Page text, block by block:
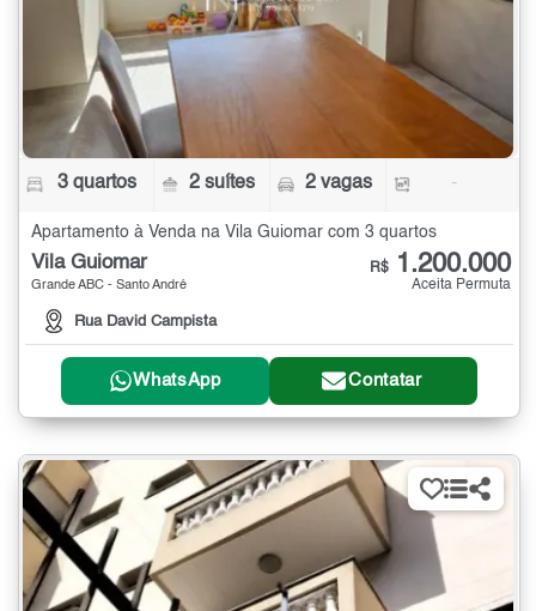
3 quartos 2 suítes 2 vagas -
Apartamento à Venda na Vila Guiomar com 3 quartos
Vila Guiomar
Grande ABC - Santo André
Rua David Campista
R$ 1.200.000
Aceita Permuta
WhatsApp Contatar